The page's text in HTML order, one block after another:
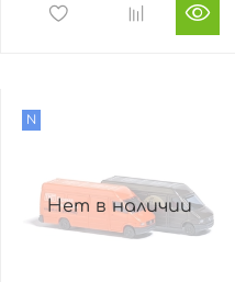
Нет в наличии
N